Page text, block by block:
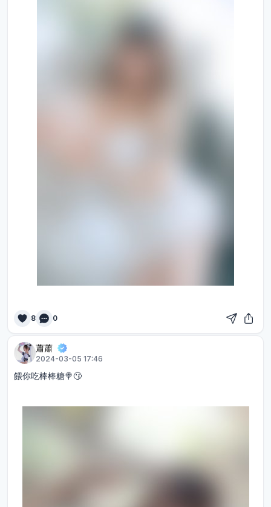
8 0
蕭蕭
2024-03-05 17:46
餵你吃棒棒糖🍭😗